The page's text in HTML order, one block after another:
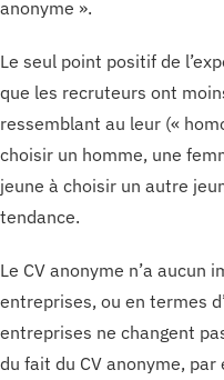
anonyme ».
Le seul point positif de
que les recruteurs ont
ressemblant au leur («
choisir un homme, une
jeune à choisir un autre
tendance.
Le CV anonyme n’a aucun
entreprises, ou en termes
entreprises ne changent
du fait du CV anonyme,